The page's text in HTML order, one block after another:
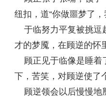
纽扣，道“你做噩梦了
于临努力平复被挑逗
才的梦魇，在顾逆的怀
顾正见于临像是睡着
下，苦笑，对顾逆使了
顾逆领会以后慢慢地